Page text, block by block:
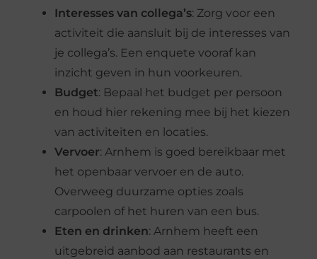
Interesses van collega’s: Zorg voor een
activiteit die aansluit bij de interesses van
je collega’s. Een enquete vooraf kan
inzicht geven in hun voorkeuren.
Budget: Bepaal het budget per persoon
en houd hier rekening mee bij het kiezen
van activiteiten en locaties.
Vervoer: Arnhem is goed bereikbaar met
het openbaar vervoer en de auto.
Overweeg duurzame opties zoals
carpoolen of het huren van een bus.
Eten en drinken: Arnhem heeft een
uitgebreid aanbod aan restaurants en